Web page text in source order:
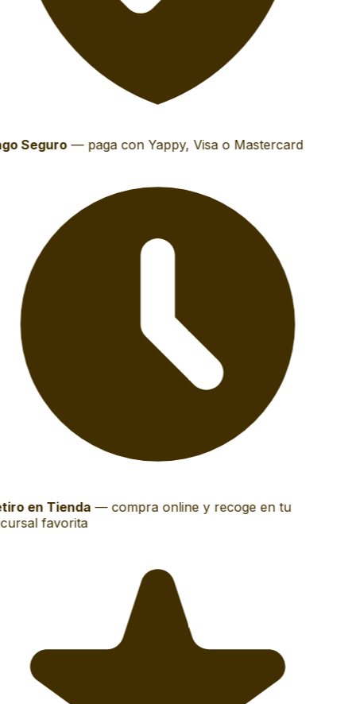
Seguro— paga con Yappy, Visa o Mastercard
en Tienda— compra online y recoge en tu
favorita